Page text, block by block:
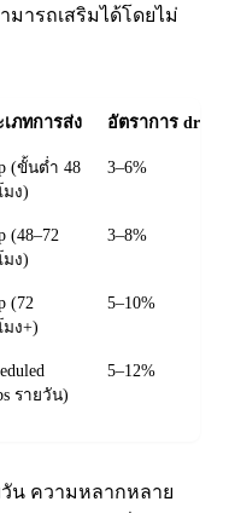
ารถเสริมได้โดยไม่
เภทการส่ง อัตราการ drop
(ขั้นต่ำ 48
มง)
3–6%
(48–72
มง)
3–8%
(72
มง+)
5–10%
รายวัน)
5–12%
วัน ความหลากหลาย